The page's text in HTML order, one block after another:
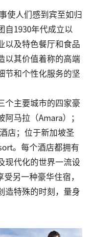
使人们感到宾至如归
自1930年代成立以
以及特色餐厅和食品
以其价值着称的高端
节和个性化服务的坚
个主要城市的四家豪
马拉（Amara）；
店；位于新加坡圣
。每个酒店都拥有
现代化的世界一流设
另一种豪华住宿，
造特殊的时刻，量身